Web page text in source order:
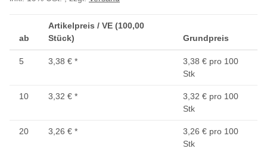
ab
Artikelpreis / VE (100,00
Stück)
Grundpreis
5 3,38 € *
3,38 € pro 100
Stk
10 3,32 € *
3,32 € pro 100
Stk
20 3,26 € *
3,26 € pro 100
Stk